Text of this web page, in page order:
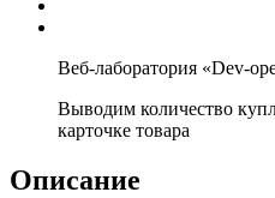
Выводим количество
карточке товара
Описание